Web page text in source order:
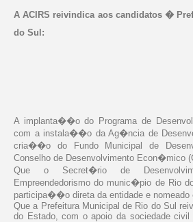
A ACIRS reivindica aos candidatos �
do Sul:
A implanta��o do Programa de
com a instala��o da Ag�ncia de
cria��o do Fundo Municipal de
Conselho de Desenvolvimento Econ�mico
Que o Secret�rio de
Empreendedorismo do munic�pio de Rio
participa��o direta da entidade e nomeado
Que a Prefeitura Municipal de Rio do Sul
do Estado, com o apoio da sociedade civil